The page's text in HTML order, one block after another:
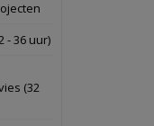
- 36 uur)
(32